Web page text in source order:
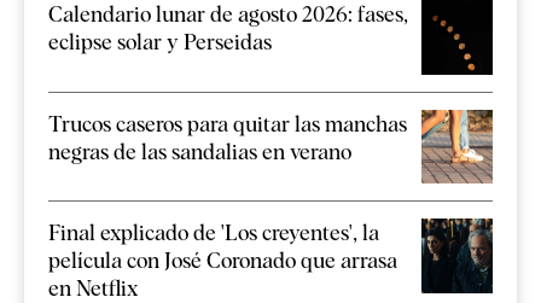
Calendario lunar de agosto 2026: fases,
eclipse solar y Perseidas
Trucos caseros para quitar las manchas
negras de las sandalias en verano
Final explicado de 'Los creyentes', la
película con José Coronado que arrasa
en Netflix